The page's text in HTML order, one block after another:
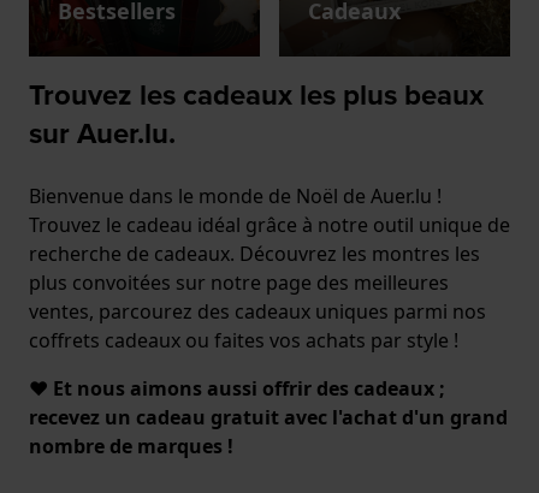
Bestsellers
Cadeaux
Trouvez les cadeaux les plus beaux
sur Auer.lu.
Bienvenue dans le monde de Noël de Auer.lu !
Trouvez le cadeau idéal grâce à notre outil unique de
recherche de cadeaux. Découvrez les montres les
plus convoitées sur notre page des meilleures
ventes, parcourez des cadeaux uniques parmi nos
coffrets cadeaux ou faites vos achats par style !
❤️ Et nous aimons aussi offrir des cadeaux ;
recevez un cadeau gratuit avec l'achat d'un grand
nombre de marques !